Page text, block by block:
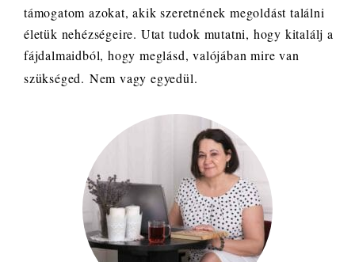
támogatom azokat, akik szeretnének megoldást találni
életük nehézségeire. Utat tudok mutatni, hogy kitalálj a
fájdalmaidból, hogy meglásd, valójában mire van
szükséged. Nem vagy egyedül.